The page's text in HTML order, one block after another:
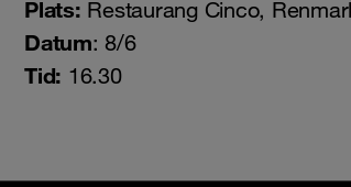
Plats: Restaurang Cinco,
Datum: 8/6
Tid: 16.30